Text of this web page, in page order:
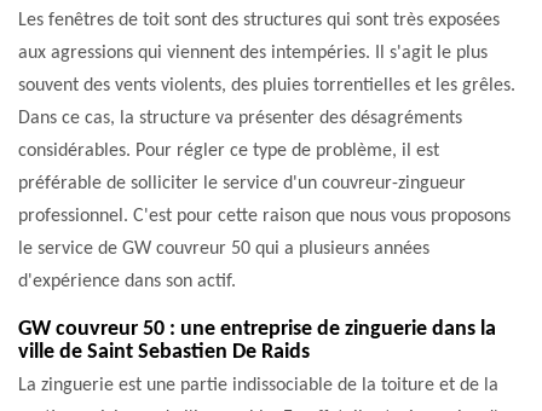
Les fenêtres de toit sont des structures qui sont très exposées
aux agressions qui viennent des intempéries. Il s'agit le plus
souvent des vents violents, des pluies torrentielles et les grêles.
Dans ce cas, la structure va présenter des désagréments
considérables. Pour régler ce type de problème, il est
préférable de solliciter le service d'un couvreur-zingueur
professionnel. C'est pour cette raison que nous vous proposons
le service de GW couvreur 50 qui a plusieurs années
d'expérience dans son actif.
GW couvreur 50 : une entreprise de zinguerie dans la
ville de Saint Sebastien De Raids
La zinguerie est une partie indissociable de la toiture et de la